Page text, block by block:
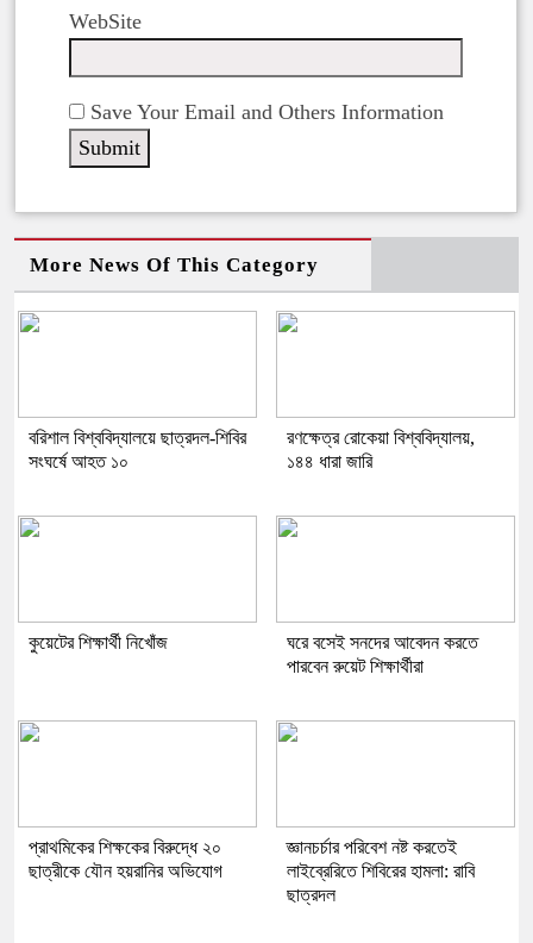
WebSite
Save Your Email and Others Information
More News Of This Category
বরিশাল বিশ্ববিদ্যালয়ে ছাত্রদল-শিবির
সংঘর্ষে আহত ১০
রণক্ষেত্র রোকেয়া বিশ্ববিদ্যালয়,
১৪৪ ধারা জারি
কুয়েটের শিক্ষার্থী নিখোঁজ
ঘরে বসেই সনদের আবেদন করতে
পারবেন রুয়েট শিক্ষার্থীরা
প্রাথমিকের শিক্ষকের বিরুদ্ধে ২০
ছাত্রীকে যৌন হয়রানির অভিযোগ
জ্ঞানচর্চার পরিবেশ নষ্ট করতেই
লাইব্রেরিতে শিবিরের হামলা: রাবি
ছাত্রদল